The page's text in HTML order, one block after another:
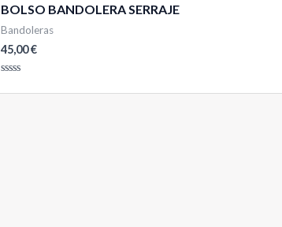
BOLSO BANDOLERA SERRAJE
Bandoleras
45,00€
con